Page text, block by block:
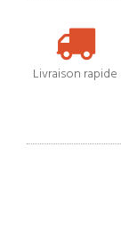
Livraison rapide